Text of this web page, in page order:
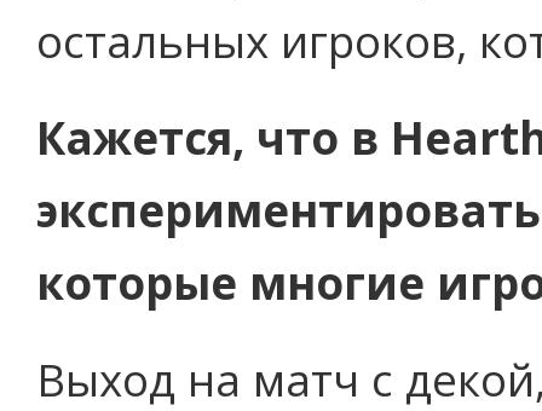
остальных игроков,
Кажется, что в
которые многие
Выход на матч с